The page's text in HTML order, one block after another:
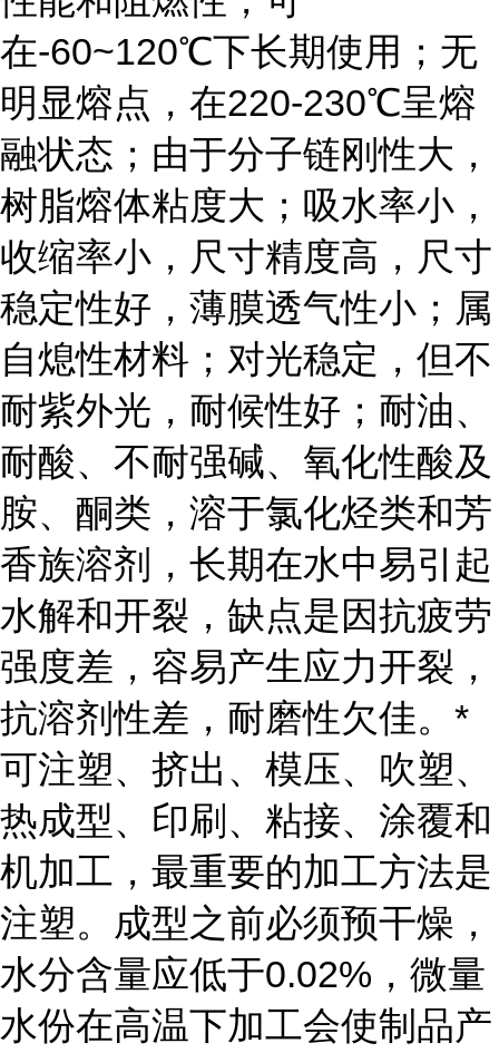
在-60~120℃下长期使用；无
明显熔点，在220-230℃呈熔
融状态；由于分子链刚性大，
树脂熔体粘度大；吸水率小，
收缩率小，尺寸精度高，尺寸
稳定性好，薄膜透气性小；属
自熄性材料；对光稳定，但不
耐紫外光，耐候性好；耐油、
耐酸、不耐强碱、氧化性酸及
胺、酮类，溶于氯化烃类和芳
香族溶剂，长期在水中易引起
水解和开裂，缺点是因抗疲劳
强度差，容易产生应力开裂，
抗溶剂性差，耐磨性欠佳。*
可注塑、挤出、模压、吹塑、
热成型、印刷、粘接、涂覆和
机加工，最重要的加工方法是
注塑。成型之前必须预干燥，
水分含量应低于0.02%，微量
水份在高温下加工会使制品产